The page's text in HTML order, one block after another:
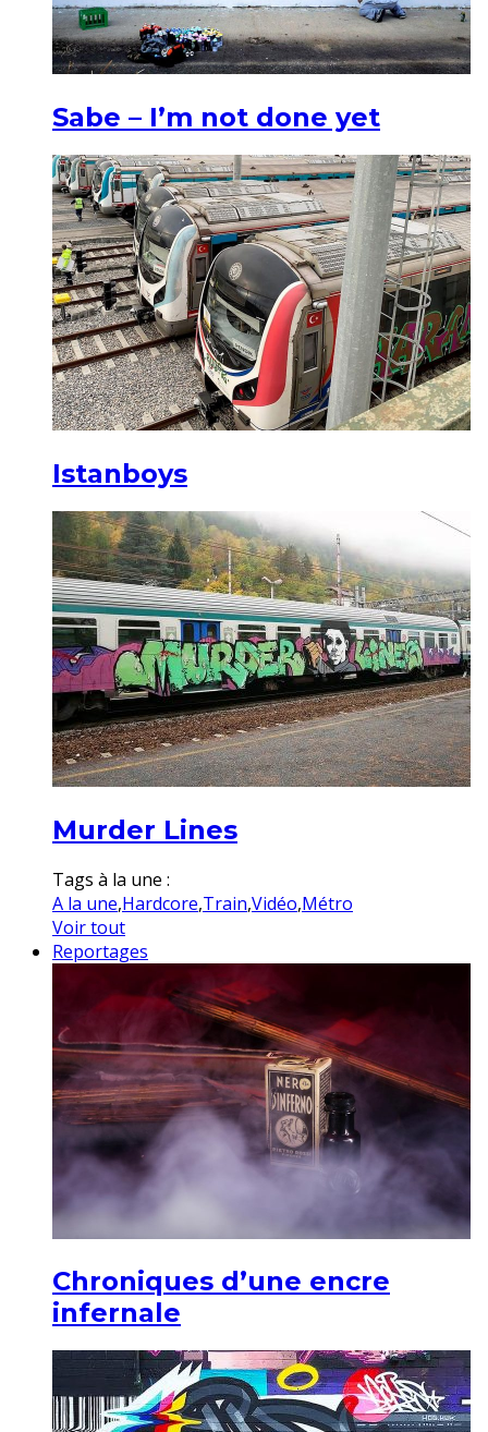
Sabe – I’m not done yet
Istanboys
Murder Lines
Tags à la une :
A la une,Hardcore,Train,Vidéo,Métro
Voir tout
Reportages
Chroniques d’une encre
infernale